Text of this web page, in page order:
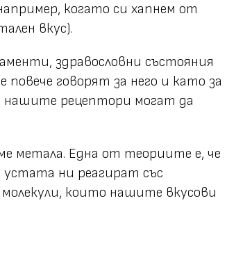
когато си хапнем от
вкус).
здравословни състояния
говорят за него и като за
нашите рецептори могат да
метала. Една от теориите е, че
ни реагират със
които нашите вкусови